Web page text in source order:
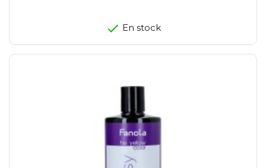
En stock